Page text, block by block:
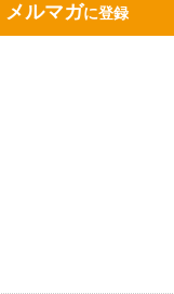
メルマガに登録